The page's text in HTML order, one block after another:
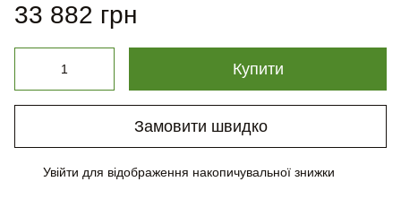
33 882 грн
Купити
Замовити швидко
Увійти для відображення накопичувальної знижки